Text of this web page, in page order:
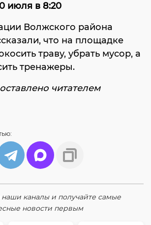
июля в 8:20
Волжского района
что на площадке
траву, убрать мусор, а
тренажеры.
читателем
каналы и получайте самые
новости первым